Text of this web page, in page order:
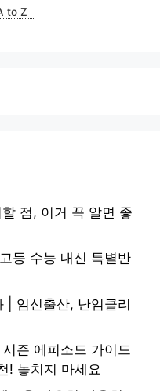
to Z
점, 이거 꼭 알면 좋
등 수능 내신 특별반
| 임신출산, 난임클리
즌 에피소드 가이드
! 놓치지 마세요